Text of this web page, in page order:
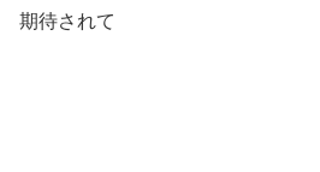
期待されて